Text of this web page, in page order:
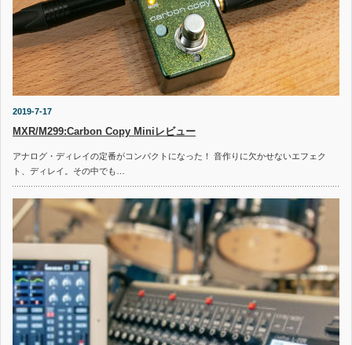
2019-7-17
MXR/M299:Carbon Copy Miniレビュー
アナログ・ディレイの定番がコンパクトになった！ 音作りに欠かせないエフェク
ト、ディレイ。その中でも…